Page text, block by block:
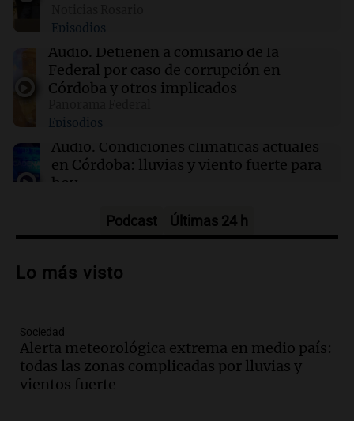
dilema del Consulado tras encontrar a Micaela
en Brasil
08:45 Mundo
Jamenei: "Es muy difícil en este momento"
Episodios
Audio. Detienen a comisario de la
Federal por caso de corrupción en
Córdoba y otros implicados
Episodios
Audio. Condiciones climáticas actuales
en Córdoba: lluvias y viento fuerte para
hoy
Audio.Exposición solidaria de vehículos
donaciones para merenderos
Audio.
Norte muestra una leve baja en el costo
para 10 personas
Noticias
Podcast Últimas 24 h
Lo más visto
Sociedad
Alerta meteorológica extrema en medio país:
todas las zonas complicadas por lluvias y
vientos fuerte